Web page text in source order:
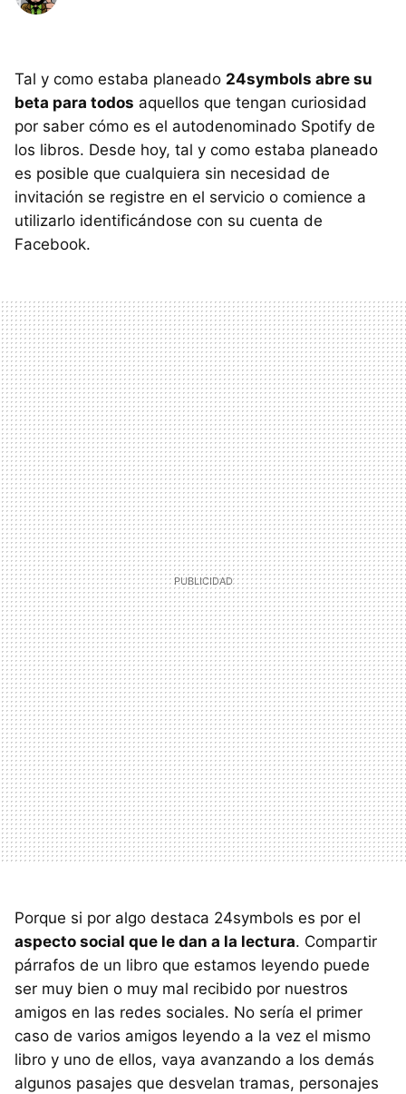
Tal y como estaba planeado 24symbols abre su
beta para todos aquellos que tengan curiosidad
por saber cómo es el autodenominado Spotify de
los libros. Desde hoy, tal y como estaba planeado
es posible que cualquiera sin necesidad de
invitación se registre en el servicio o comience a
utilizarlo identificándose con su cuenta de
Facebook.
Porque si por algo destaca 24symbols es por el
aspecto social que le dan a la lectura. Compartir
párrafos de un libro que estamos leyendo puede
ser muy bien o muy mal recibido por nuestros
amigos en las redes sociales. No sería el primer
caso de varios amigos leyendo a la vez el mismo
libro y uno de ellos, vaya avanzando a los demás
algunos pasajes que desvelan tramas, personajes